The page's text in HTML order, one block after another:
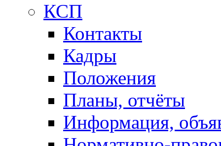
КСП
Контакты
Кадры
Положения
Планы, отчёты
Информация,